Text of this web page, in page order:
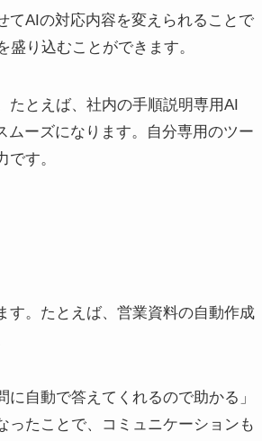
てAIの対応内容を変えられることで
り込むことができます。
たとえば、社内の手順説明専用AI
ーズになります。自分専用のツー
す。
す。たとえば、営業資料の自動作成
自動で答えてくれるので助かる」
ったことで、コミュニケーションも